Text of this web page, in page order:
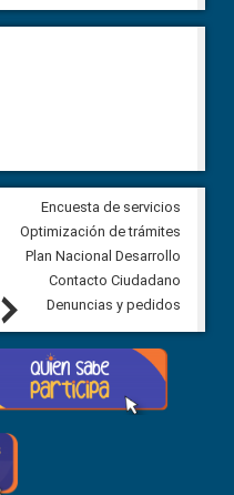
CPCCS convoca a Veeduría
Ciudadana para vigilar el
5 agosto, 2026
Next
Encuesta de servicios
Optimización de trámites
Plan Nacional Desarrollo
Contacto Ciudadano
Denuncias y pedidos